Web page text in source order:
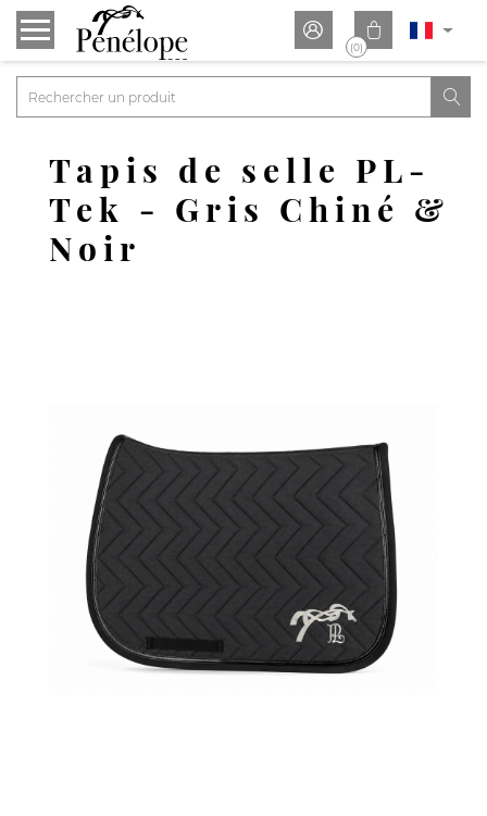
 
(0)

Tapis de selle PL-
Tek - Gris Chiné &
Noir